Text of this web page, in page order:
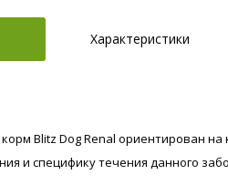
Характеристики
Blitz Dog Renal ориентирован
и специфику течения данного